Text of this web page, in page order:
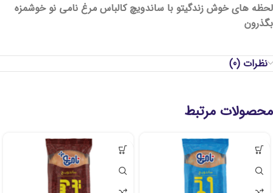
لحظه های خوش زندگیتو با ساندویچ کالباس مرغ نامی نو خوشمزه
بگذرون
نظرات (0)
محصولات مرتبط